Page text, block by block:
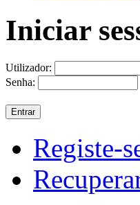
Iniciar
Utilizador:
Senha:
Registe-